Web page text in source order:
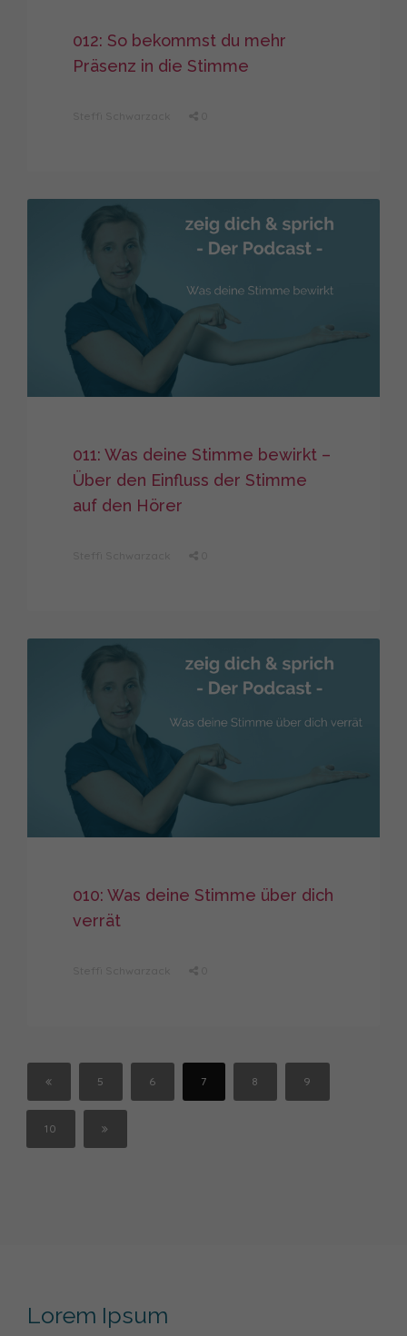
012: So bekommst du mehr
Präsenz in die Stimme
011: Was deine Stimme bewirkt –
Über den Einfluss der Stimme
auf den Hörer
010: Was deine Stimme über dich
verrät
5 6 7 8 9
10
Lorem Ipsum